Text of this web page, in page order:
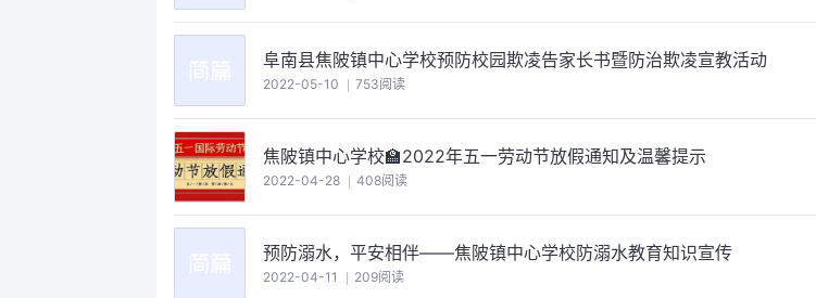
阜南县焦陂镇中心学校预防校园欺凌告家长书暨防治欺凌宣教活动
2022-05-10 753阅读
焦陂镇中心学校🏫2022年五一劳动节放假通知及温馨提示
2022-04-28 408阅读
预防溺水，平安相伴——焦陂镇中心学校防溺水教育知识宣传
2022-04-11 209阅读